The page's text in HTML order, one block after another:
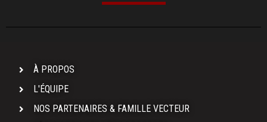
À PROPOS
L'ÉQUIPE
NOS PARTENAIRES & FAMILLE VECTEUR